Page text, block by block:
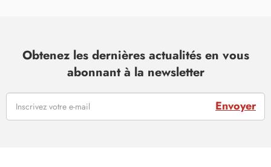
Obtenez les dernières actualités en vous
abonnant à la newsletter
Envoyer